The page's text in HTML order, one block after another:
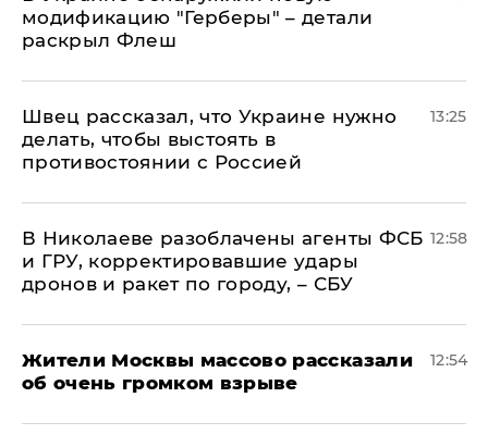
модификацию "Герберы" – детали
раскрыл Флеш
Швец рассказал, что Украине нужно
делать, чтобы выстоять в
противостоянии с Россией
13:25
В Николаеве разоблачены агенты ФСБ
и ГРУ, корректировавшие удары
дронов и ракет по городу, – СБУ
12:58
Жители Москвы массово рассказали
об очень громком взрыве
12:54